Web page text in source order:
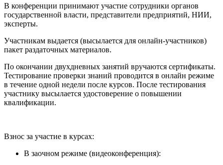
В конференции принимают участие сотрудники органов
государственной власти, представители предприятий, НИИ,
эксперты.
Участникам выдается (высылается для онлайн-участников)
пакет раздаточных материалов.
По окончании двухдневных занятий вручаются сертификаты.
Тестирование проверки знаний проводится в онлайн режиме
в течение одной недели после курсов. После тестирования
участнику высылается удостоверение о повышении
квалификации.
Взнос за участие в курсах:
В заочном режиме (видеоконференция):